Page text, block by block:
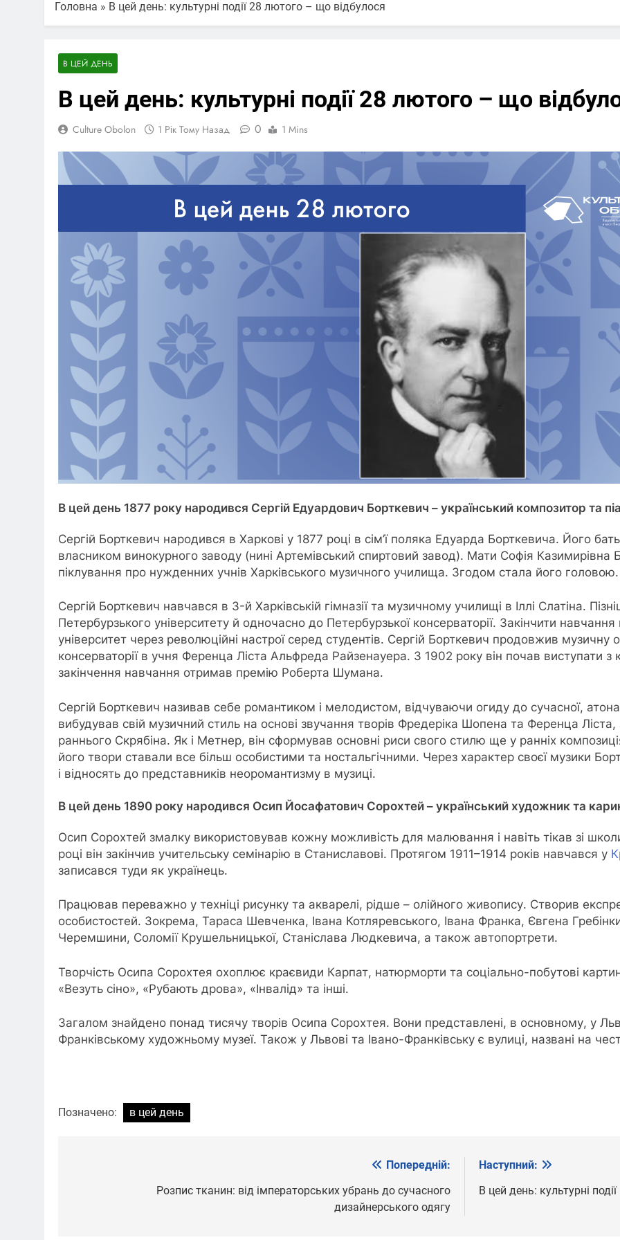
Головна » В цей день: культурні події 28 лютого – що відбулося
В ЦЕЙ ДЕНЬ
В цей день: культурні події 28 лютого – що
Culture Obolon 1 Рік Тому Назад 0 1 Mins
В цей день 1877 року народився Сергій Едуардович Борткевич – український композитор та
Сергій Борткевич народився в Харкові у 1877 році в сім’ї поляка Едуарда Борткевича. Його
власником винокурного заводу (нині Артемівський спиртовий завод). Мати Софія Казимирівна
піклування про нужденних учнів Харківського музичного училища. Згодом стала його головою.
Сергій Борткевич навчався в 3-й Харківській гімназії та музичному училищі в Іллі Слатіна.
Петербурзького університету й одночасно до Петербурзької консерваторії. Закінчити
університет через революційні настрої серед студентів. Сергій Борткевич продовжив музичну
консерваторії в учня Ференца Ліста Альфреда Райзенауера. З 1902 року він почав виступати
закінчення навчання отримав премію Роберта Шумана.
Сергій Борткевич називав себе романтиком і мелодистом, відчуваючи огиду до сучасної,
вибудував свій музичний стиль на основі звучання творів Фредеріка Шопена та Ференца
раннього Скрябіна. Як і Метнер, він сформував основні риси свого стилю ще у ранніх
його твори ставали все більш особистими та ностальгічними. Через характер своєї музики
і відносять до представників неоромантизму в музиці.
В цей день 1890 року народився Осип Йосафатович Сорохтей – український художник та
Осип Сорохтей змалку використовував кожну можливість для малювання і навіть тікав зі
році він закінчив учительську семінарію в Станиславові. Протягом 1911–1914 років навчався у
записався туди як українець.
Працював переважно у техніці рисунку та акварелі, рідше – олійного живопису. Створив
особистостей. Зокрема, Тараса Шевченка, Івана Котляревського, Івана Франка, Євгена
Черемшини, Соломії Крушельницької, Станіслава Людкевича, а також автопортрети.
Творчість Осипа Сорохтея охоплює краєвиди Карпат, натюрморти та соціально-побутові
«Везуть сіно», «Рубають дрова», «Інвалід» та інші.
Загалом знайдено понад тисячу творів Осипа Сорохтея. Вони представлені, в основному, у
Франківському художньому музеї. Також у Львові та Івано-Франківську є вулиці, названі на
Позначено: в цей день
Попередній:
Розпис тканин: від імператорських убрань до сучасного
дизайнерського одягу
Наступний:
В цей день: культурні